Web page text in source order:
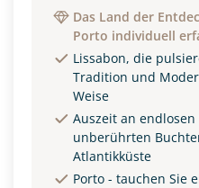
Das Land der
Porto individuell
Lissabon, die
Tradition und
Weise
Auszeit an
unberührten
Atlantikküste
Porto - tauchen Sie
Unterkunft
EZ
Reisebeginn
Option 1